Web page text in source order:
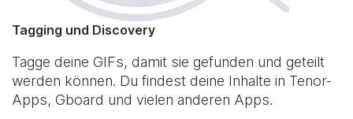
Tagging und Discovery
Tagge deine GIFs, damit sie gefunden und geteilt
werden können. Du findest deine Inhalte in Tenor-
Apps, Gboard und vielen anderen Apps.